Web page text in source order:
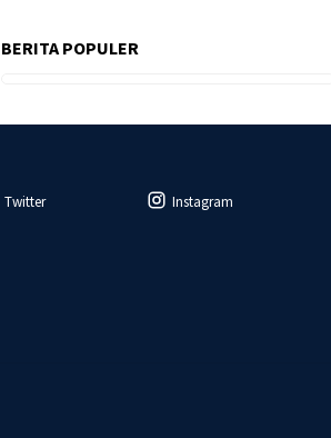
BERITA POPULER
Twitter
Instagram